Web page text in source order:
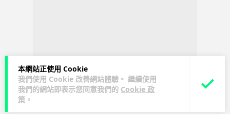
本網站正使用 Cookie
我們使用 Cookie 改善網站體驗。 繼續使用
我們的網站即表示您同意我們的 Cookie 政
策 。